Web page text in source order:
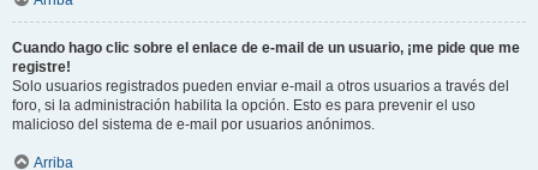
Cuando hago clic sobre el enlace de e-mail de un usuario, ¡me pide que me
registre!
Solo usuarios registrados pueden enviar e-mail a otros usuarios a través del
foro, si la administración habilita la opción. Esto es para prevenir el uso
malicioso del sistema de e-mail por usuarios anónimos.
Arriba